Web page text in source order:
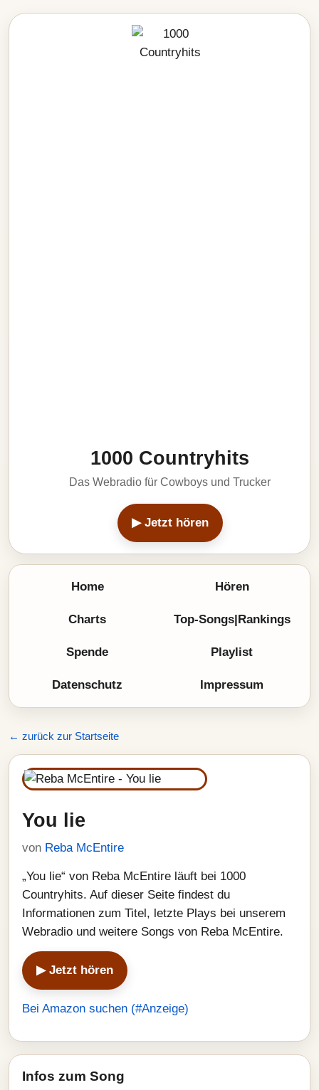
1000 Countryhits
Das Webradio für Cowboys und Trucker
▶ Jetzt hören
Home Hören
Charts Top-Songs|Rankings
Spende Playlist
Datenschutz Impressum
← zurück zur Startseite
You lie
von Reba McEntire
„You lie“ von Reba McEntire läuft bei 1000
Countryhits. Auf dieser Seite findest du
Informationen zum Titel, letzte Plays bei unserem
Webradio und weitere Songs von Reba McEntire.
▶ Jetzt hören
Bei Amazon suchen (#Anzeige)
Infos zum Song